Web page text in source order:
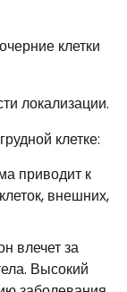
клетки
локализации.
клетке:
приводит к
внешних,
влечет за
Высокий